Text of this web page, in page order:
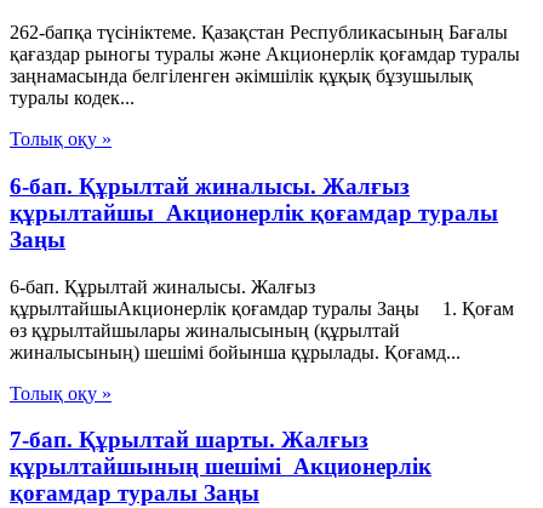
262-бапқа түсініктеме. Қазақстан Республикасының Бағалы
қағаздар рыногы туралы және Акционерлік қоғамдар туралы
заңнамасында белгіленген әкімшілік құқық бұзушылық
туралы кодек...
Толық оқу »
6-бап. Құрылтай жиналысы. Жалғыз
құрылтайшы Акционерлік қоғамдар туралы
Заңы
6-бап. Құрылтай жиналысы. Жалғыз
құрылтайшыАкционерлік қоғамдар туралы Заңы 1. Қоғам
өз құрылтайшылары жиналысының (құрылтай
жиналысының) шешімі бойынша құрылады. Қоғамд...
Толық оқу »
7-бап. Құрылтай шарты. Жалғыз
құрылтайшының шешімі Акционерлік
қоғамдар туралы Заңы